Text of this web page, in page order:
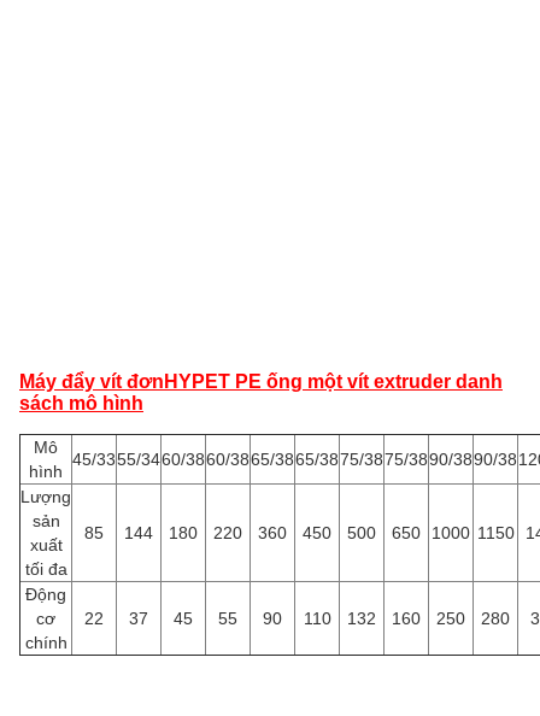
Máy đẩy vít đơn HYPET PE ống một vít extruder danh
sách mô hình
Mô
hình
45/3355/3460/3860/3865/3865/3875/3875/3890/3890/38
Lượng
sản
xuất
tối đa
85 144 180 220 360 450 500 650 1000 1150
Động
cơ
chính
22 37 45 55 90 110 132 160 250 280